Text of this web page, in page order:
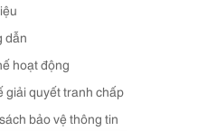
dẫn
hoạt động
giải quyết tranh chấp
bảo vệ thông tin